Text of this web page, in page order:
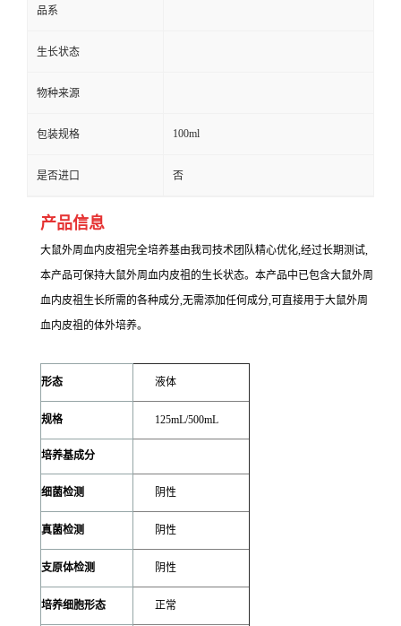
品系
生长状态
物种来源
包装规格 100ml
是否进口 否
产品信息
大鼠外周血内皮祖完全培养基由我司技术团队精心优化,经过长期测试,
本产品可保持大鼠外周血内皮祖的生长状态。本产品中已包含大鼠外周
血内皮祖生长所需的各种成分,无需添加任何成分,可直接用于大鼠外周
血内皮祖的体外培养。
形态 液体
规格 125mL/500mL
培养基成分
细菌检测 阴性
真菌检测 阴性
支原体检测 阴性
培养细胞形态 正常